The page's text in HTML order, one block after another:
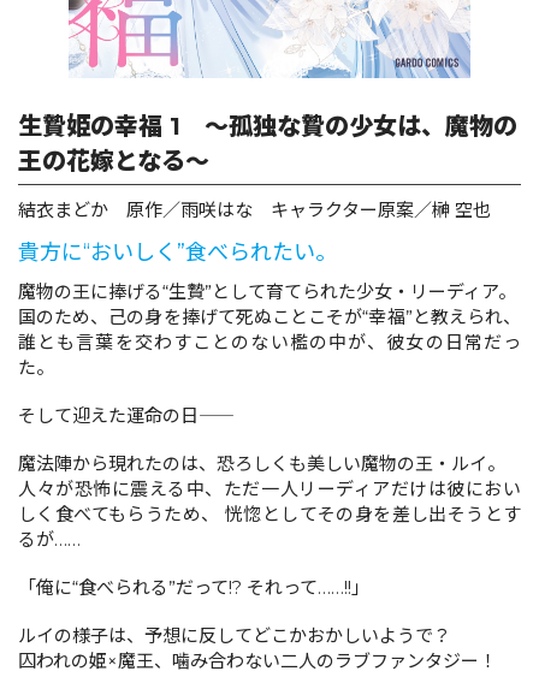
リキューレ
コミックパルフェ
閉じる
生贄姫の幸福 1 ～孤独な贄の少女は、魔物の
王の花嫁となる～
結衣まどか 原作／雨咲はな キャラクター原案／榊 空也
貴方に“おいしく”食べられたい。
魔物の王に捧げる“生贄”として育てられた少女・リーディア。
国のため、己の身を捧げて死ぬことこそが“幸福”と教えられ、
誰とも言葉を交わすことのない檻の中が、彼女の日常だっ
た。
そして迎えた運命の日――
魔法陣から現れたのは、恐ろしくも美しい魔物の王・ルイ。
人々が恐怖に震える中、ただ一人リーディアだけは彼におい
しく食べてもらうため、 恍惚としてその身を差し出そうとす
るが……
「俺に“食べられる”だって!? それって……!!」
ルイの様子は、予想に反してどこかおかしいようで？
囚われの姫×魔王、噛み合わない二人のラブファンタジー！